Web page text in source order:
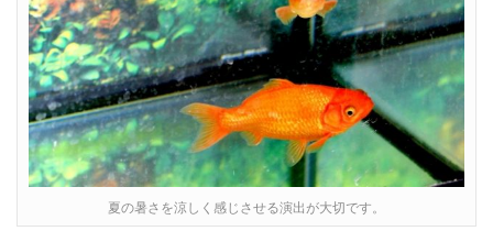
夏の暑さを涼しく感じさせる演出が大切です。